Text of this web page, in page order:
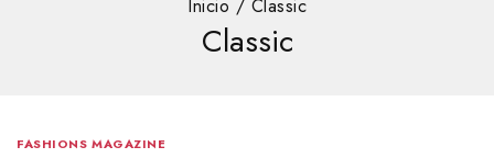
Inicio / Classic
Classic
FASHIONS MAGAZINE